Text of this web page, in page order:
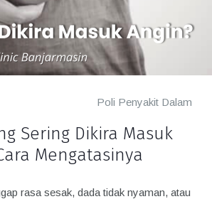
Poli Penyakit Dalam
Sering Dikira Masuk
Mengatasinya
rasa sesak, dada tidak nyaman, atau